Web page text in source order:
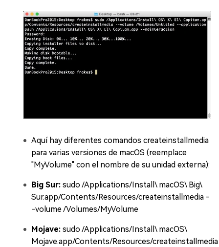
Aquí hay diferentes comandos createinstallmedia
para varias versiones de macOS (reemplace
"MyVolume" con el nombre de su unidad externa):
Big Sur: sudo /Applications/Install\ macOS\ Big\
Sur.app/Contents/Resources/createinstallmedia -
-volume /Volumes/MyVolume
Mojave: sudo /Applications/Install\ macOS\
Mojave.app/Contents/Resources/createinstallmedia